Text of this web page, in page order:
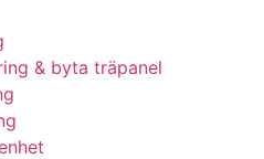
& byta träpanel